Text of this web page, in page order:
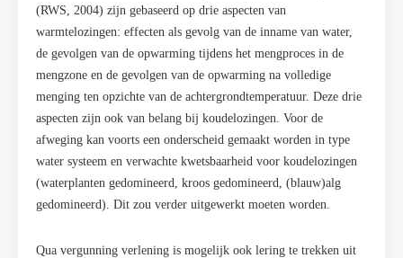
(RWS, 2004) zijn gebaseerd op drie aspecten van
warmtelozingen: effecten als gevolg van de inname van water,
de gevolgen van de opwarming tijdens het mengproces in de
mengzone en de gevolgen van de opwarming na volledige
menging ten opzichte van de achtergrondtemperatuur. Deze drie
aspecten zijn ook van belang bij koudelozingen. Voor de
afweging kan voorts een onderscheid gemaakt worden in type
water systeem en verwachte kwetsbaarheid voor koudelozingen
(waterplanten gedomineerd, kroos gedomineerd, (blauw)alg
gedomineerd). Dit zou verder uitgewerkt moeten worden.
Qua vergunning verlening is mogelijk ook lering te trekken uit